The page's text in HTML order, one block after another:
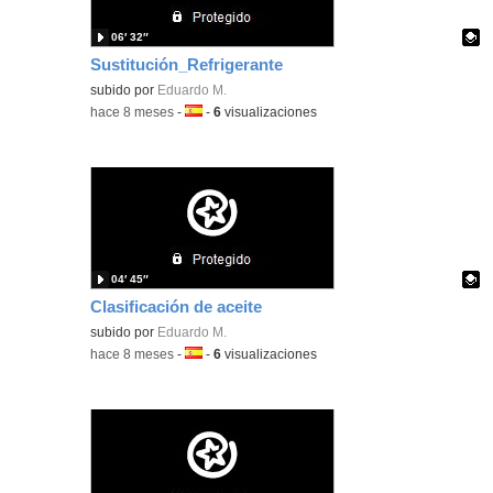
Sustitución_Refrigerante
Contenido educativo.
subido por Eduardo M.
06′ 32″
-hace 8 meses -Idioma:
-6 visualizaciones
Clasificación de aceite
Contenido educativo.
subido por Eduardo M.
04′ 45″
-hace 8 meses -Idioma:
-6 visualizaciones